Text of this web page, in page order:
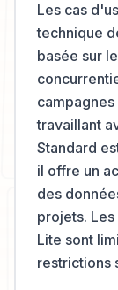
Les cas
technique
basée sur
travaillant
Standard
il offre un
des
projets.
Lite sont
restrictions